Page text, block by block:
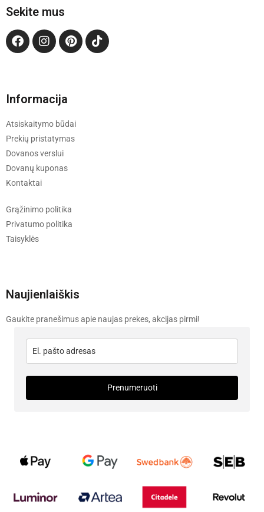
Sekite mus
Informacija
Atsiskaitymo būdai
Prekių pristatymas
Dovanos verslui
Dovanų kuponas
Kontaktai
Grąžinimo politika
Privatumo politika
Taisyklės
Naujienlaiškis
Gaukite pranešimus apie naujas prekes, akcijas pirmi!
Prenumeruoti